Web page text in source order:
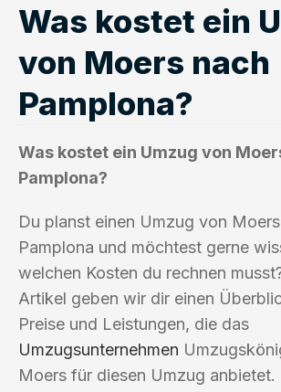
Was kostet ein
von Moers nach
Pamplona?
Was kostet ein Umzug von
Pamplona?
Du planst einen Umzug von
Pamplona und möchtest gerne
welchen Kosten du rechnen
Artikel geben wir dir einen
Preise und Leistungen, die das
Umzugsunternehmen
Moers für diesen Umzug anbietet.